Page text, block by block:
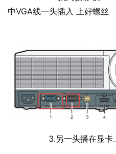
中VGA线一头插入 上好螺丝
3.另一头播在